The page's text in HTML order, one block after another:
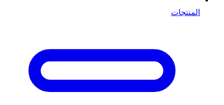
المنتجات